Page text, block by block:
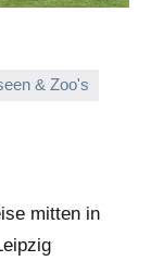
& Zoo's
mitten in